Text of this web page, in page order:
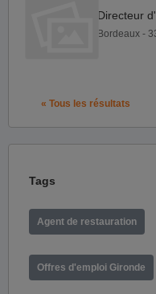
Bordeaux -
« Tous les résultats
Tags
Agent de restauration
Offres d'emploi Gironde